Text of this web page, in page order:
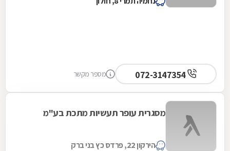
072-3147354 מספר מקשר
מסגרית עופר תעשיות מתכת בע"מ
הירקון 22, פרדס כץ בני ברק